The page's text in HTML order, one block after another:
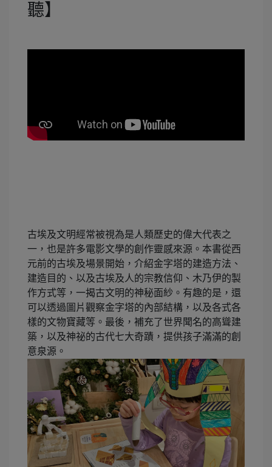
聽】
古埃及文明經常被視為是人類歷史的偉大代表之
一，也是許多電影文學的創作靈感來源。本書從西
元前的古埃及場景開始，介紹金字塔的建造方法、
建造目的、以及古埃及人的宗教信仰、木乃伊的製
作方式等，一揭古文明的神秘面紗。有趣的是，還
可以透過圖片觀察金字塔的內部結構，以及各式各
樣的文物寶藏等。最後，補充了世界聞名的高聳建
築，以及神祕的古代七大奇蹟，提供孩子滿滿的創
意泉源。